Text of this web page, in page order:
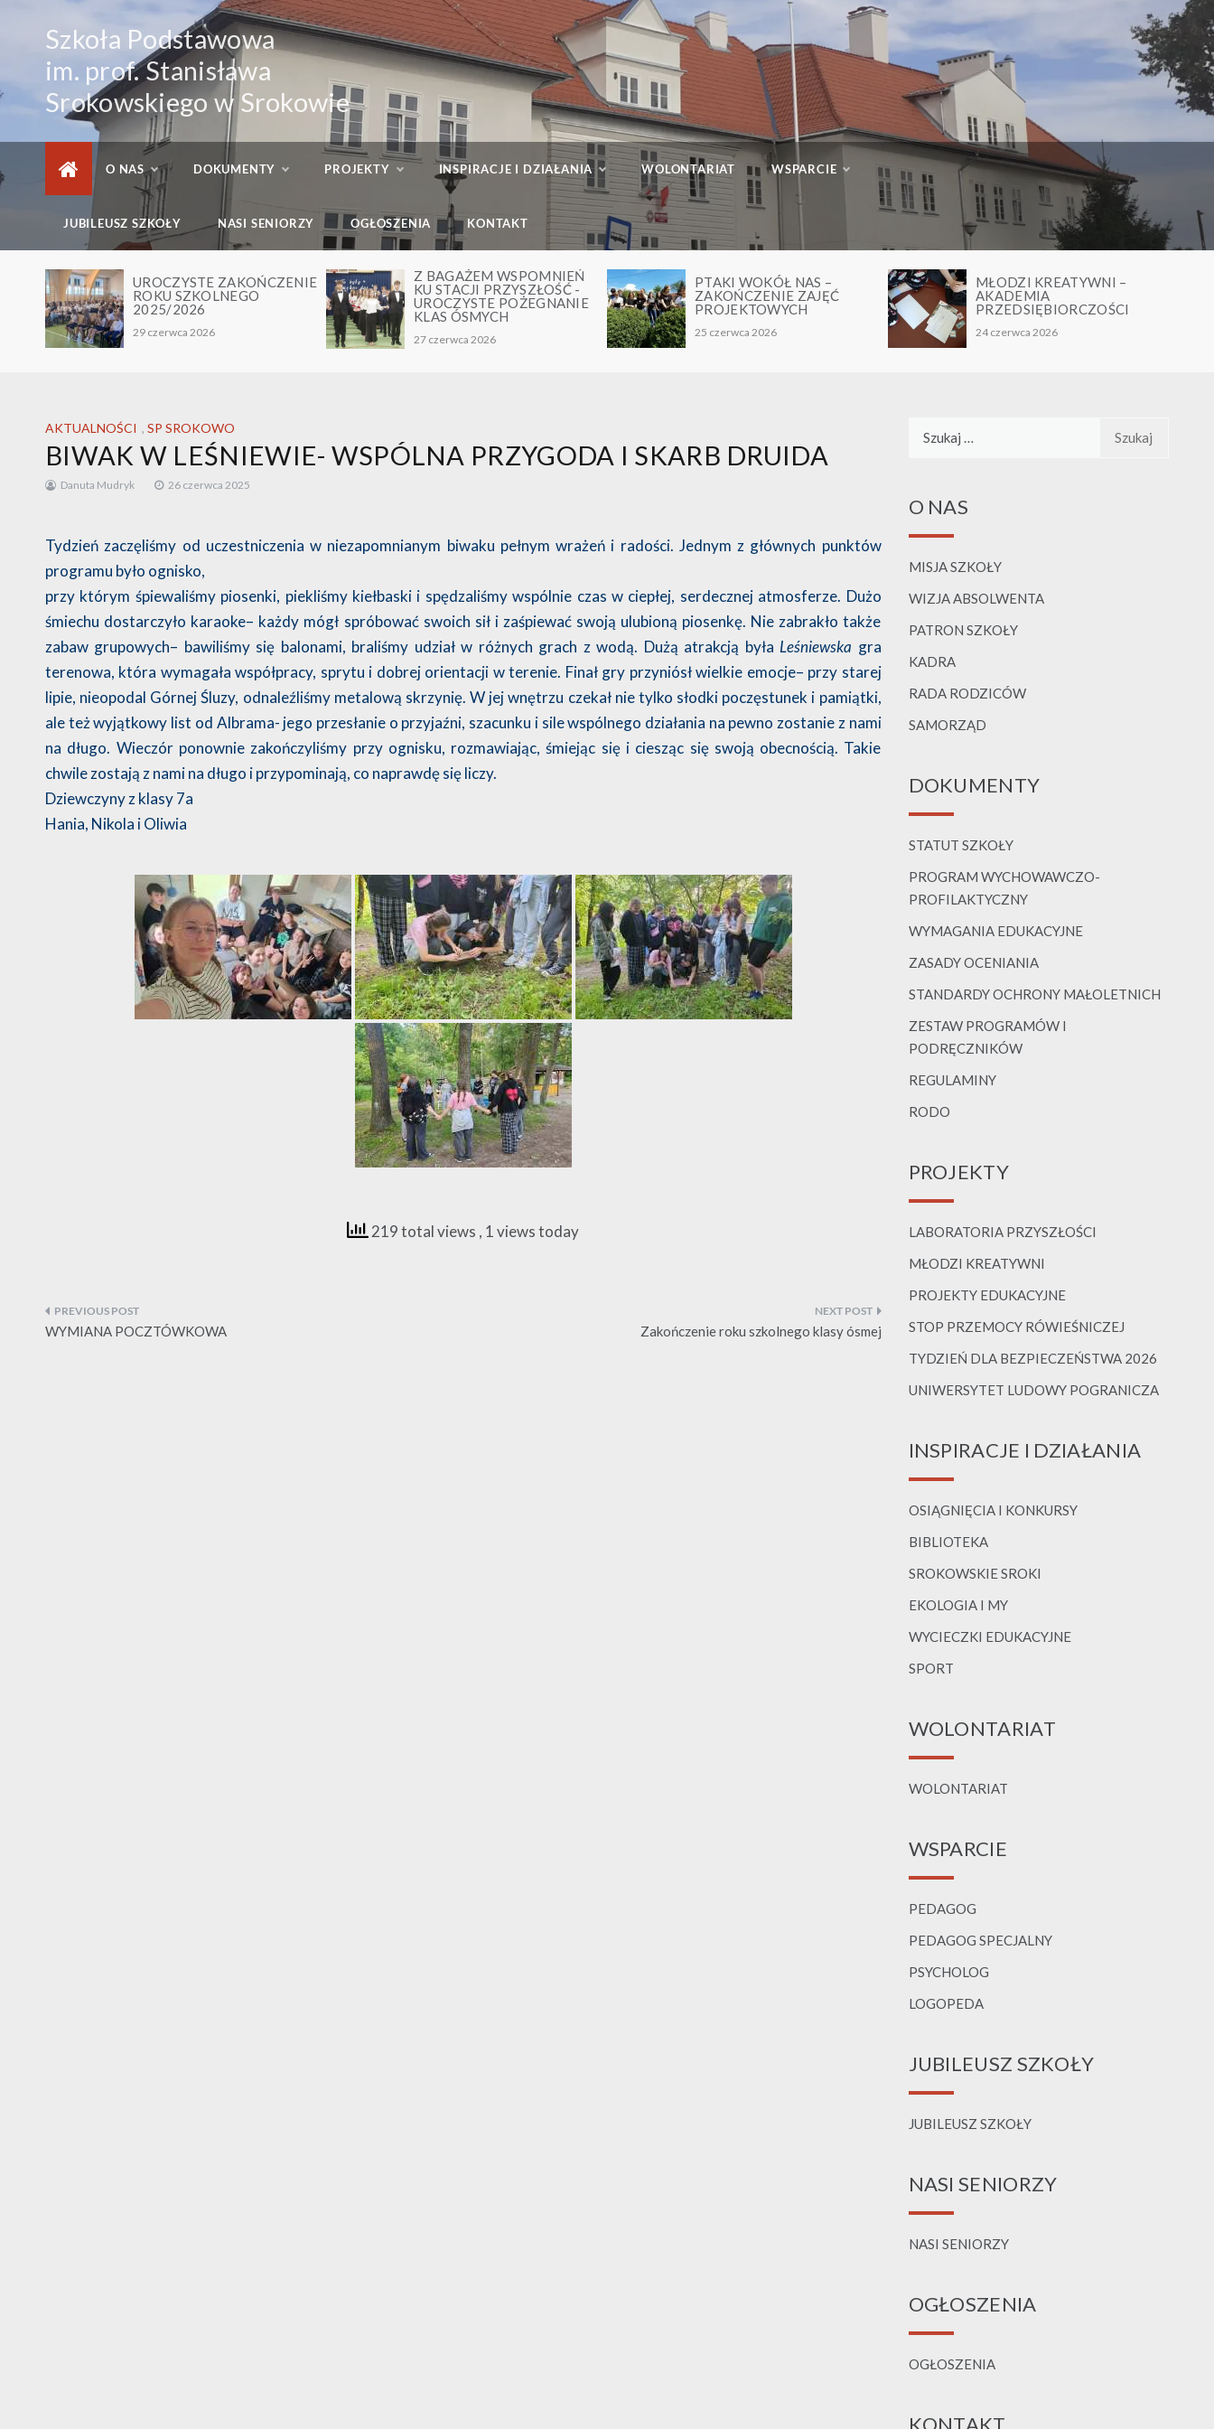
contentSzkoła Podstawowa
im. prof. Stanisława
Srokowskiego w Srokowie
O NAS DOKUMENTY PROJEKTY INSPIRACJE I DZIAŁANIA WOLONTARIAT WSPARCIE
JUBILEUSZ SZKOŁY NASI SENIORZY OGŁOSZENIA KONTAKT
UROCZYSTE ZAKOŃCZENIE
ROKU SZKOLNEGO
2025/2026
29 czerwca 2026
Z BAGAŻEM WSPOMNIEŃ
KU STACJI PRZYSZŁOŚĆ -
UROCZYSTE POŻEGNANIE
KLAS ÓSMYCH
27 czerwca 2026
PTAKI WOKÓŁ NAS –
ZAKOŃCZENIE ZAJĘĆ
PROJEKTOWYCH
25 czerwca 2026
MŁODZI KREATYWNI –
AKADEMIA
PRZEDSIĘBIORCZOŚCI
24 czerwca 2026
AKTUALNOŚCI , SP SROKOWO
BIWAK W LEŚNIEWIE- WSPÓLNA PRZYGODA I SKARB DRUIDA
Danuta Mudryk 26 czerwca 2025
Tydzień zaczęliśmy od uczestniczenia w niezapomnianym biwaku pełnym wrażeń i radości. Jednym z głównych punktów
programu było ognisko,
przy którym śpiewaliśmy piosenki, piekliśmy kiełbaski i spędzaliśmy wspólnie czas w ciepłej, serdecznej atmosferze. Dużo
śmiechu dostarczyło karaoke– każdy mógł spróbować swoich sił i zaśpiewać swoją ulubioną piosenkę. Nie zabrakło także
zabaw grupowych– bawiliśmy się balonami, braliśmy udział w różnych grach z wodą. Dużą atrakcją była Leśniewska gra
terenowa, która wymagała współpracy, sprytu i dobrej orientacji w terenie. Finał gry przyniósł wielkie emocje– przy starej
lipie, nieopodal Górnej Śluzy, odnaleźliśmy metalową skrzynię. W jej wnętrzu czekał nie tylko słodki poczęstunek i pamiątki,
ale też wyjątkowy list od Albrama- jego przesłanie o przyjaźni, szacunku i sile wspólnego działania na pewno zostanie z nami
na długo. Wieczór ponownie zakończyliśmy przy ognisku, rozmawiając, śmiejąc się i ciesząc się swoją obecnością. Takie
chwile zostają z nami na długo i przypominają, co naprawdę się liczy.
Dziewczyny z klasy 7a
Hania, Nikola i Oliwia
219 total views , 1 views today
Nawigacja
wpisu
WYMIANA POCZTÓWKOWA Zakończenie roku szkolnego klasy ósmej
O NAS
MISJA SZKOŁY
WIZJA ABSOLWENTA
PATRON SZKOŁY
KADRA
RADA RODZICÓW
SAMORZĄD
DOKUMENTY
STATUT SZKOŁY
PROGRAM WYCHOWAWCZO-
PROFILAKTYCZNY
WYMAGANIA EDUKACYJNE
ZASADY OCENIANIA
STANDARDY OCHRONY MAŁOLETNICH
ZESTAW PROGRAMÓW I
PODRĘCZNIKÓW
REGULAMINY
RODO
PROJEKTY
LABORATORIA PRZYSZŁOŚCI
MŁODZI KREATYWNI
PROJEKTY EDUKACYJNE
STOP PRZEMOCY RÓWIEŚNICZEJ
TYDZIEŃ DLA BEZPIECZEŃSTWA 2026
UNIWERSYTET LUDOWY POGRANICZA
INSPIRACJE I DZIAŁANIA
OSIĄGNIĘCIA I KONKURSY
BIBLIOTEKA
SROKOWSKIE SROKI
EKOLOGIA I MY
WYCIECZKI EDUKACYJNE
SPORT
WOLONTARIAT
WOLONTARIAT
WSPARCIE
PEDAGOG
PEDAGOG SPECJALNY
PSYCHOLOG
LOGOPEDA
JUBILEUSZ SZKOŁY
JUBILEUSZ SZKOŁY
NASI SENIORZY
NASI SENIORZY
OGŁOSZENIA
OGŁOSZENIA
KONTAKT